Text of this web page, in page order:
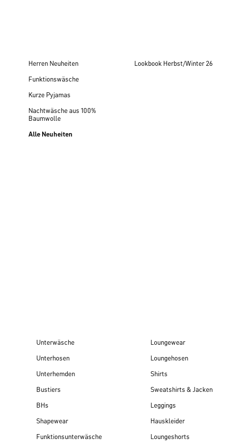
Herren Neuheiten
Funktionswäsche
Kurze Pyjamas
Nachtwäsche aus 100%
Baumwolle
Alle Neuheiten
Lookbook Herbst/Winter 26
Unterwäsche
Unterhosen
Unterhemden
Bustiers
BHs
Shapewear
Funktionsunterwäsche
Loungewear
Loungehosen
Shirts
Sweatshirts & Jacken
Leggings
Hauskleider
Loungeshorts